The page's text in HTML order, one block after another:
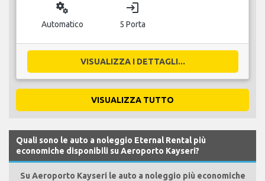
miscellaneous_services
Automatico
login
5 Porta
VISUALIZZA I DETTAGLI...
VISUALIZZA TUTTO
Quali sono le auto a noleggio Eternal Rental più
economiche disponibili su Aeroporto Kayseri?
Su Aeroporto Kayseri le auto a noleggio più economiche